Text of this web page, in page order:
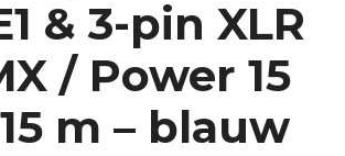
& 3-pin XLR
/ Power 15
m – blauw